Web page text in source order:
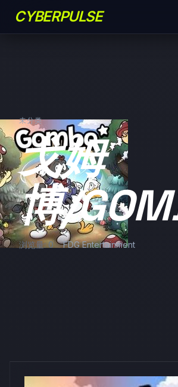
CYBERPULSE
未分类
戈姆
博/
浏览量: 0 FDG Entertainment